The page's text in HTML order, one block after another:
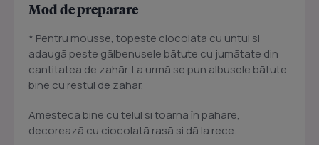
Mod de preparare
* Pentru mousse, topeste ciocolata cu untul si
adaugã peste gãlbenusele bãtute cu jumãtate din
cantitatea de zahãr. La urmã se pun albusele bãtute
bine cu restul de zahãr.
Amestecã bine cu telul si toarnã în pahare,
decoreazã cu ciocolatã rasã si dã la rece.